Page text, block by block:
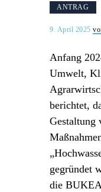
ANTRAG
9. April 2025
Anfang
Umwelt,
berichtet,
Gestaltung
gegründet
die